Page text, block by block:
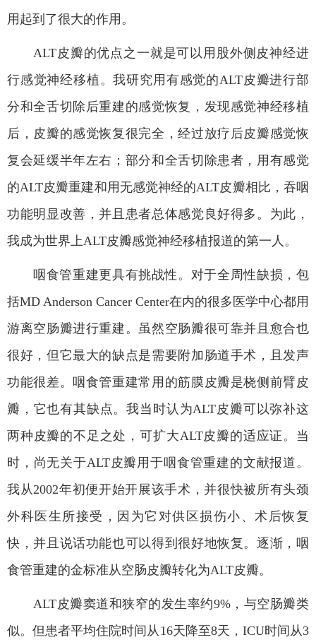
用起到了很大的作用。
ALT皮瓣的优点之一就是可以用股外侧皮神经进
行感觉神经移植。我研究用有感觉的ALT皮瓣进行部
分和全舌切除后重建的感觉恢复，发现感觉神经移植
后，皮瓣的感觉恢复很完全，经过放疗后皮瓣感觉恢
复会延缓半年左右；部分和全舌切除患者，用有感觉
的ALT皮瓣重建和用无感觉神经的ALT皮瓣相比，吞咽
功能明显改善，并且患者总体感觉良好得多。为此，
我成为世界上ALT皮瓣感觉神经移植报道的第一人。
咽食管重建更具有挑战性。对于全周性缺损，包
括MD Anderson Cancer Center在内的很多医学中心都用
游离空肠瓣进行重建。虽然空肠瓣很可靠并且愈合也
很好，但它最大的缺点是需要附加肠道手术，且发声
功能很差。咽食管重建常用的筋膜皮瓣是桡侧前臂皮
瓣，它也有其缺点。我当时认为ALT皮瓣可以弥补这
两种皮瓣的不足之处，可扩大ALT皮瓣的适应证。当
时，尚无关于ALT皮瓣用于咽食管重建的文献报道。
我从2002年初便开始开展该手术，并很快被所有头颈
外科医生所接受，因为它对供区损伤小、术后恢复
快，并且说话功能也可以得到很好地恢复。逐渐，咽
食管重建的金标准从空肠皮瓣转化为ALT皮瓣。
ALT皮瓣窦道和狭窄的发生率约9%，与空肠瓣类
似。但患者平均住院时间从 16天降至8天， ICU时间从3